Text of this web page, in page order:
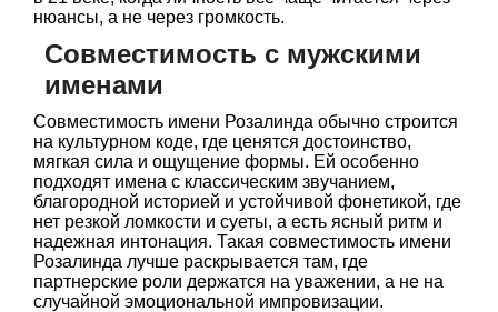
нюансы, а не через громкость.
Совместимость с мужскими
именами
Совместимость имени Розалинда обычно строится
на культурном коде, где ценятся достоинство,
мягкая сила и ощущение формы. Ей особенно
подходят имена с классическим звучанием,
благородной историей и устойчивой фонетикой, где
нет резкой ломкости и суеты, а есть ясный ритм и
надежная интонация. Такая совместимость имени
Розалинда лучше раскрывается там, где
партнерские роли держатся на уважении, а не на
случайной эмоциональной импровизации.